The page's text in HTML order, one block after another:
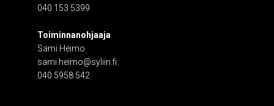
040 153 5399
Toiminnanohjaaja
Sami Heimo
sami.heimo@syliin.fi
040 5958 542